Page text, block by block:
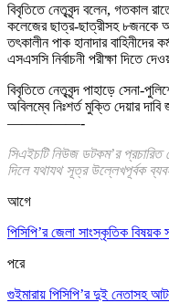
বিবৃতিতে নেতৃবৃন্দ বলেন, গতকাল
কলেজের ছাত্র-ছাত্রীসহ ৮জনকে
তৎকালীন পাক হানাদার
এসএসসি নির্বাচনী পরীক্ষা দিতে
বিবৃতিতে নেতৃবৃন্দ পাহাড়ে সেনা-
অবিলম্বে নিঃশর্ত মুক্তি দেয়ার দাবি
—————-
সিএইচটি নিউজ ডটকম’র
দিলে যথাযথ সূত্র উল্লেখপূর্বক
আগে
পিসিপি’র জেলা সাংস্কৃতিক
পরে
গুইমারায় পিসিপি’র দুই নেতাসহ